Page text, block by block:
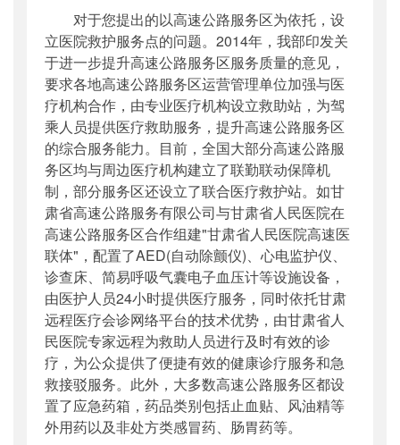
对于您提出的以高速公路服务区为依托，设
立医院救护服务点的问题。2014年，我部印发关
于进一步提升高速公路服务区服务质量的意见，
要求各地高速公路服务区运营管理单位加强与医
疗机构合作，由专业医疗机构设立救助站，为驾
乘人员提供医疗救助服务，提升高速公路服务区
的综合服务能力。目前，全国大部分高速公路服
务区均与周边医疗机构建立了联勤联动保障机
制，部分服务区还设立了联合医疗救护站。如甘
肃省高速公路服务有限公司与甘肃省人民医院在
高速公路服务区合作组建"甘肃省人民医院高速医
联体"，配置了AED(自动除颤仪)、心电监护仪、
诊查床、简易呼吸气囊电子血压计等设施设备，
由医护人员24小时提供医疗服务，同时依托甘肃
远程医疗会诊网络平台的技术优势，由甘肃省人
民医院专家远程为救助人员进行及时有效的诊
疗，为公众提供了便捷有效的健康诊疗服务和急
救接驳服务。此外，大多数高速公路服务区都设
置了应急药箱，药品类别包括止血贴、风油精等
外用药以及非处方类感冒药、肠胃药等。